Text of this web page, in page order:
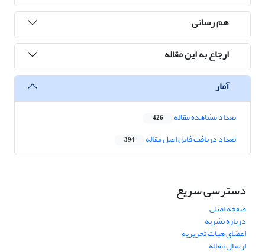
هم رسانی
ارجاع به این مقاله
آمار
تعداد مشاهده مقاله 426
تعداد دریافت فایل اصل مقاله 394
دسترسی سریع
صفحه اصلی
درباره نشریه
اعضای هیات تحریریه
ارسال مقاله